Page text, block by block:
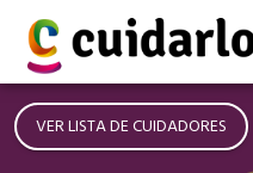
VER LISTA DE CUIDADORES